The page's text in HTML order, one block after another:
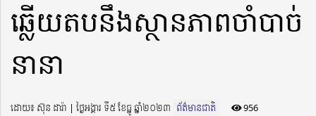
ឆ្លើយតបនឹងស្ថានភាពចាំបាច់
នានា
ដោយ៖ ស៊ុន ដារ៉ា ​​ | ថ្ងៃអង្គារ ទី៥ ខែធ្នូ ឆ្នាំ២០២៣ ព័ត៌មានជាតិ 956